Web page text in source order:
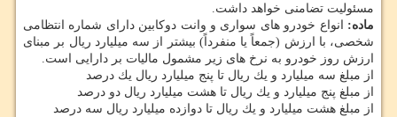
مسئولیت تضامنی خواهد داشت.
ماده:
انواع خودرو های سواری و وانت دوكابین دارای شماره انتظامی
شخصی، با ارزش (جمعاً یا منفرداً) بیشتر از سه میلیارد ریال بر مبنای
ارزش روز خودرو به نرخ های زیر مشمول مالیات بر دارایی است.
از مبلغ سه میلیارد و یك ریال تا پنج میلیارد ریال یك درصد
از مبلغ پنج میلیارد و یك ریال تا هشت میلیارد ریال دو درصد
از مبلغ هشت میلیارد و یك ریال تا دوازده میلیارد ریال سه درصد